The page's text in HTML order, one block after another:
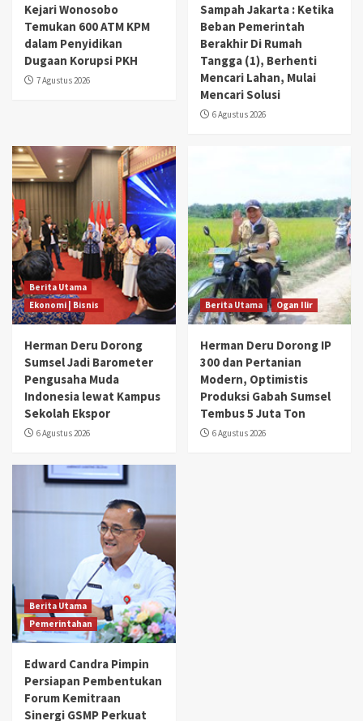
Kejari Wonosobo
Temukan 600 ATM KPM
dalam Penyidikan
Dugaan Korupsi PKH
7 Agustus 2026
Sampah Jakarta : Ketika
Beban Pemerintah
Berakhir Di Rumah
Tangga (1), Berhenti
Mencari Lahan, Mulai
Mencari Solusi
6 Agustus 2026
Berita Utama
Ekonomi | Bisnis
Herman Deru Dorong
Sumsel Jadi Barometer
Pengusaha Muda
Indonesia lewat Kampus
Sekolah Ekspor
6 Agustus 2026
Berita Utama Ogan Ilir
Herman Deru Dorong IP
300 dan Pertanian
Modern, Optimistis
Produksi Gabah Sumsel
Tembus 5 Juta Ton
6 Agustus 2026
Berita Utama
Pemerintahan
Edward Candra Pimpin
Persiapan Pembentukan
Forum Kemitraan
Sinergi GSMP Perkuat